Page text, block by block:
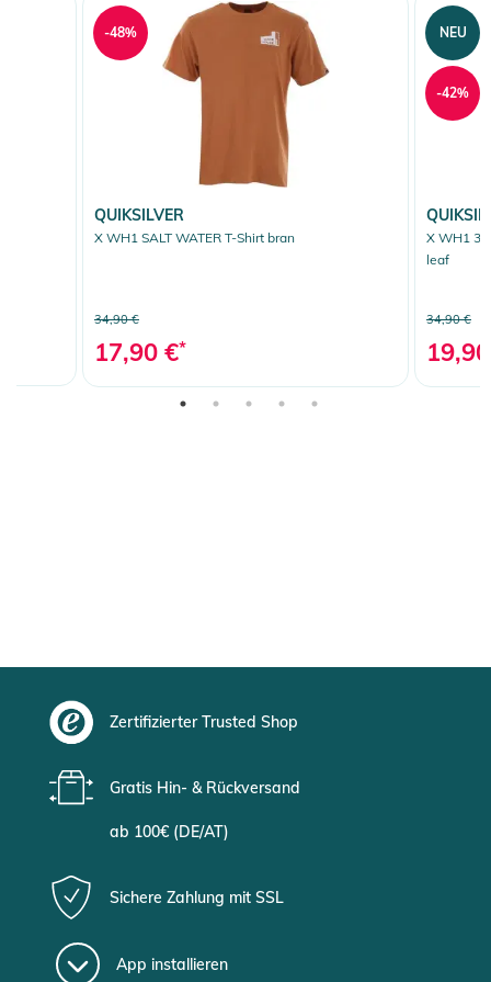
QUIKSILVER
X WH1 SALT WATER T-Shirt bran
34,90 €
17,90 €*
-48%
X WH1 30
leaf
34,90 €
NEU
-42%
Zertifizierter Trusted Shop
Gratis Hin- & Rückversand
ab 100€ (DE/AT)
Sichere Zahlung mit SSL
App installieren